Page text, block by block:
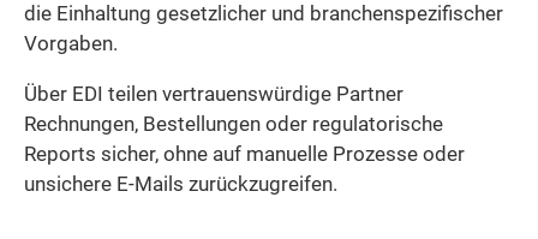
die Einhaltung gesetzlicher und branchenspezifischer
Vorgaben.
Über EDI teilen vertrauenswürdige Partner
Rechnungen, Bestellungen oder regulatorische
Reports sicher, ohne auf manuelle Prozesse oder
unsichere E-Mails zurückzugreifen.